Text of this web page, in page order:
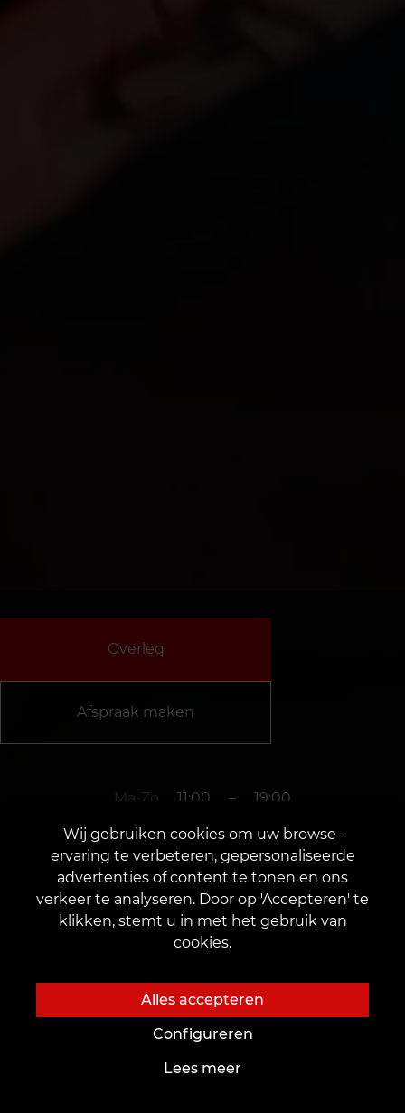
Breda
Overleg
Afspraak maken
Ma-Zo 11:00 – 19:00
+31106690661
Wij gebruiken cookies om uw browse-
ervaring te verbeteren, gepersonaliseerde
advertenties of content te tonen en ons
verkeer te analyseren. Door op 'Accepteren' te
klikken, stemt u in met het gebruik van
cookies.
Alles accepteren
Configureren
Lees meer